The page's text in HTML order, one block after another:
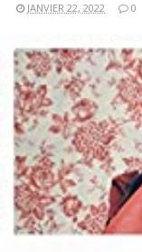
JANVIER 22, 2022 0